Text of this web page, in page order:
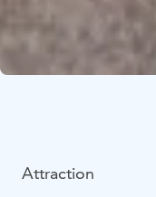
Attraction